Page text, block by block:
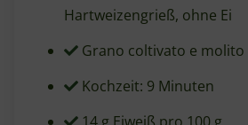
Hartweizengrieß, ohne Ei
Grano coltivato e molito
Kochzeit: 9 Minuten